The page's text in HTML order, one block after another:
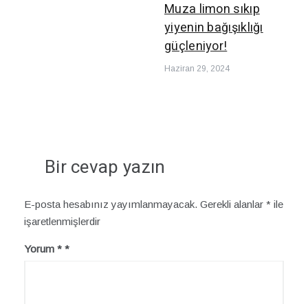
Muza limon sıkıp
yiyenin bağışıklığı
güçleniyor!
Haziran 29, 2024
Bir cevap yazın
E-posta hesabınız yayımlanmayacak. Gerekli alanlar * ile
işaretlenmişlerdir
Yorum *